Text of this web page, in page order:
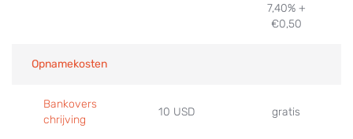
7,40% +
€0,50
Opnamekosten
Bankovers
chrijving
10 USD gratis